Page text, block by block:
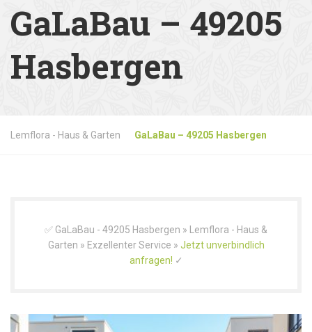
GaLaBau – 49205
Hasbergen
Lemflora - Haus & Garten GaLaBau – 49205 Hasbergen
✅ GaLaBau - 49205 Hasbergen » Lemflora - Haus &
Garten » Exzellenter Service » Jetzt unverbindlich
anfragen! ✓